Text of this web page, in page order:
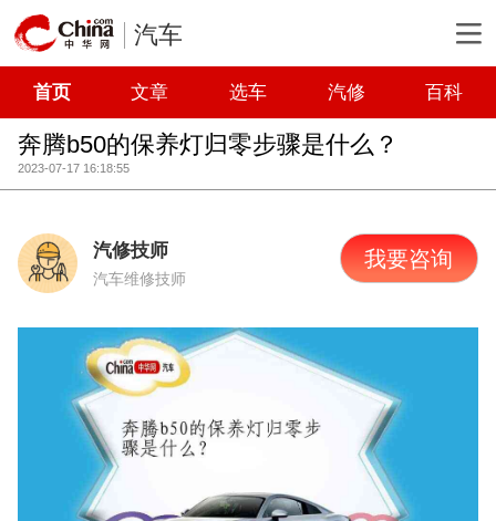
汽车
首页 文章 选车 汽修 百科
奔腾b50的保养灯归零步骤是什么？
2023-07-17 16:18:55
汽修技师
汽车维修技师
我要咨询